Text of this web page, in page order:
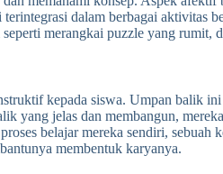
dalam berbagai aktivitas
merangkai puzzle yang rumit,
kepada siswa. Umpan balik
yang jelas dan membangun,
belajar mereka sendiri,
membentuk karyanya.